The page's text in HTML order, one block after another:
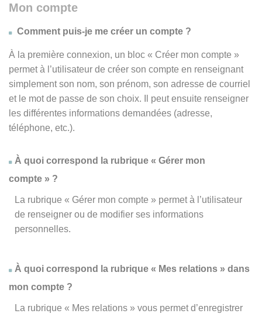
Mon compte
Comment puis-je me créer un compte ?
À la première connexion, un bloc « Créer mon compte »
permet à l’utilisateur de créer son compte en renseignant
simplement son nom, son prénom, son adresse de courriel
et le mot de passe de son choix. Il peut ensuite renseigner
les différentes informations demandées (adresse,
téléphone, etc.).
À quoi correspond la rubrique « Gérer mon
compte » ?
La rubrique « Gérer mon compte » permet à l’utilisateur
de renseigner ou de modifier ses informations
personnelles.
À quoi correspond la rubrique « Mes relations » dans
mon compte ?
La rubrique « Mes relations » vous permet d’enregistrer